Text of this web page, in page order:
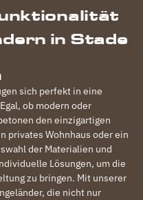
in Stade
sich perfekt in eine
ob modern oder
den einzigartigen
privates Wohnhaus oder ein
der Materialien und
Lösungen, um die
zu bringen. Mit unserer
die nicht nur